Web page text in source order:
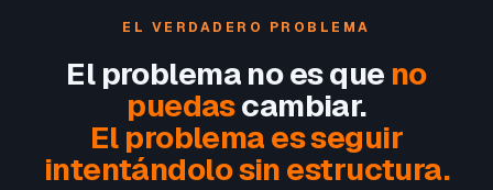
EL VERDADERO PROBLEMA
El problema no es que no
puedascambiar.
El problema es seguir
intentándolo sin estructura.